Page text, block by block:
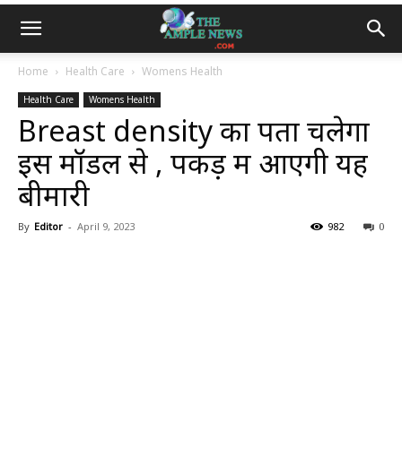
Home Health Care Womens Health
Health Care Womens Health
Breast density का पता चलेगा
इस मॉडल से , पकड़ में आएगी यह
बीमारी
By Editor - April 9, 2023 0
982